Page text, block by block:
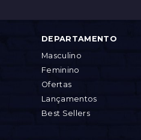
DEPARTAMENTO
Masculino
Feminino
Ofertas
Lançamentos
Best Sellers